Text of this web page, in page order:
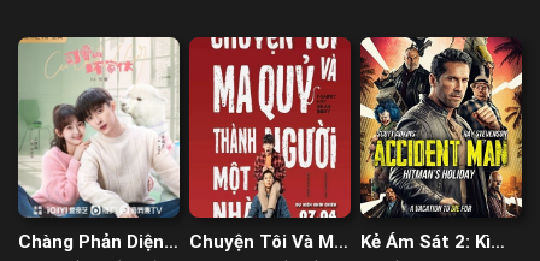
(2018)
Chàng Phản Diện
Chuyện Tôi Và Ma
Kẻ Ám Sát 2: Kì